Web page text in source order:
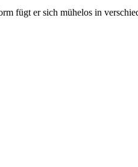
fügt er sich mühelos in